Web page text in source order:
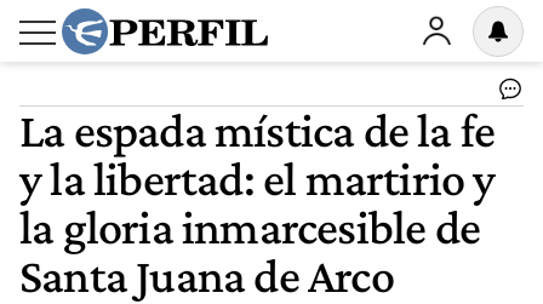
La espada mística de la fe
y la libertad: el martirio y
la gloria inmarcesible de
Santa Juana de Arco